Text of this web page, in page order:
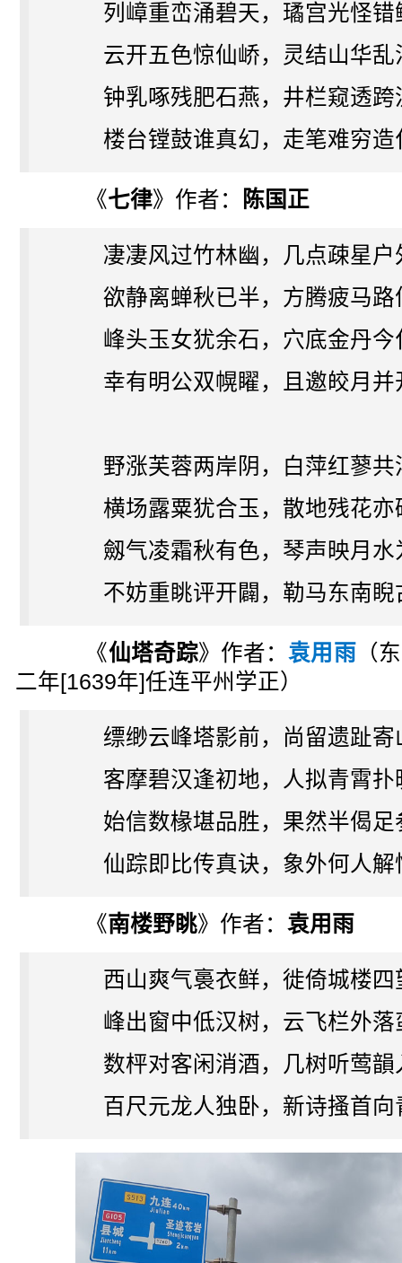
列嶂重峦涌碧天，璚宫光怪错
云开五色惊仙峤，灵结山华乱
钟乳啄残肥石燕，井栏窥透跨
楼台镗鼓谁真幻，走笔难穷造
《七律》作者： 陈国正
凄凄风过竹林幽，几点疎星户
欲静离蝉秋已半，方腾疲马路
峰头玉女犹余石，穴底金丹今
幸有明公双幌矅，且邀皎月并
野涨芙蓉两岸阴，白萍红蓼共
横场露粟犹合玉，散地残花亦
劔气凌霜秋有色，琴声映月水
不妨重眺评开闢，勒马东南睨
《仙塔奇踪》作者：袁用雨 （
二年[1639年]任连平州学正）
缥缈云峰塔影前，尚留遗趾寄
客摩碧汉逢初地，人拟青霄扑
始信数椽堪品胜，果然半偈足
仙踪即比传真诀，象外何人解
《南楼野眺》作者：袁用雨
西山爽气裛衣鲜，徙倚城楼四
峰出窗中低汉树，云飞栏外落
数枰对客闲消酒，几树听莺韻
百尺元龙人独卧，新诗搔首向